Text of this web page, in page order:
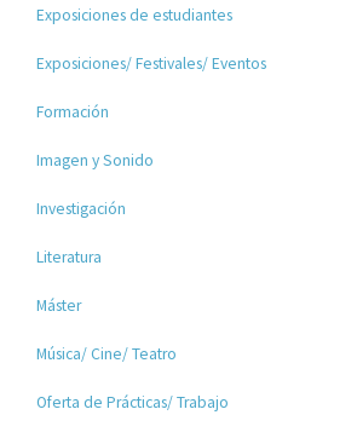
Exposiciones de estudiantes
Exposiciones/ Festivales/ Eventos
Formación
Imagen y Sonido
Investigación
Literatura
Máster
Música/ Cine/ Teatro
Oferta de Prácticas/ Trabajo